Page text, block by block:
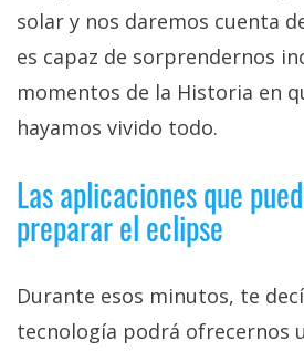
solar y nos daremos cuenta
es capaz de sorprendernos
momentos de la Historia en
hayamos vivido todo.
Las aplicaciones que
preparar el eclipse
Durante esos minutos, te
tecnología podrá ofrecernos